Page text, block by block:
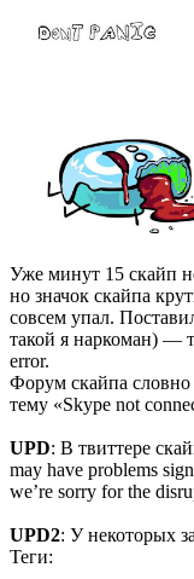
Уже минут 15 скайп
но значок скайпа
совсем упал.
такой я наркоман) —
error.
Форум скайпа словно
тему «Skype not
UPD: В твиттере
may have problems
we’re sorry for the
UPD2: У некоторых
Теги: